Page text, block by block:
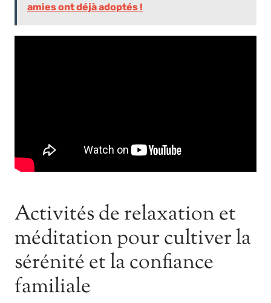
amies ont déjà adoptés !
Activités de relaxation et
méditation pour cultiver la
sérénité et la confiance
familiale